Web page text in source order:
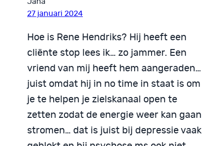
27 januari 2024
Hoe is Rene Hendriks? Hij heeft een
cliënte stop lees ik… zo jammer. Een
vriend van mij heeft hem aangeraden…
juist omdat hij in no time in staat is om
je te helpen je zielskanaal open te
zetten zodat de energie weer kan gaan
stromen… dat is juist bij depressie vaak